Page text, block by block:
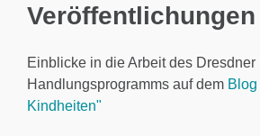
Veröffentlichungen
Einblicke in die Arbeit des Dresdner
Handlungsprogramms auf dem
Kindheiten"